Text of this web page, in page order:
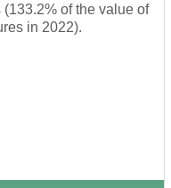
of the value of
in 2022).
Twitter